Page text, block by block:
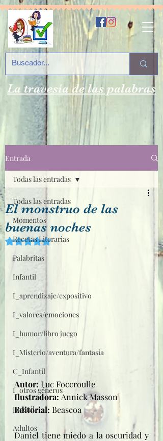
La travesía de las palabras
Entrada
Todas las entradas
Momentos
Recetas Literarias
Palabritas
Infantil
I_aprendizaje/expositivo
I_valores/emociones
I_humor/libro juego
I_Misterio/aventura/fantasía
C_Infantil
I_otros géneros
Juvenil
Adultos
Todas las entradas
El monstruo de las
buenas noches
Obtuvo NaN de 5 estrellas.
Autor: Luc Foccroulle
Ilustradora: Annick Masson
Editorial: Beascoa
Daniel tiene miedo a la oscuridad y